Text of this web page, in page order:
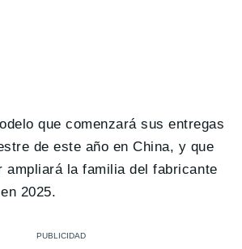
que comenzará sus entregas
de este año en China, y que
ampliará la familia del fabricante
2025.